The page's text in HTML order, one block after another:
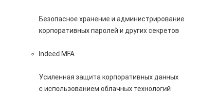
Безопасное хранение и администрирование
корпоративных паролей и других секретов
Indeed MFA
Усиленная защита корпоративных данных
с использованием облачных технологий